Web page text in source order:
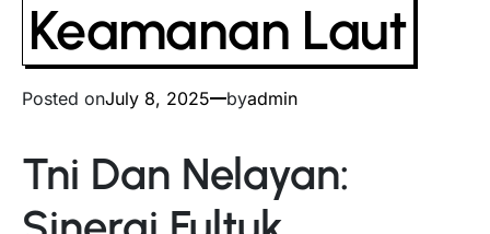
Keamanan Laut
Posted onJuly 8, 2025 byadmin
Tni Dan Nelayan: